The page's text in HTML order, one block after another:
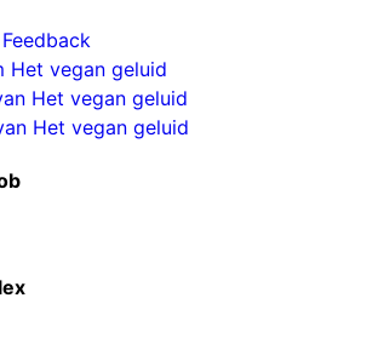
Het vegan geluid
Het vegan geluid
Het vegan geluid